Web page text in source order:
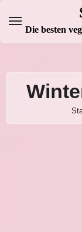
Inhalt
springen
Die besten